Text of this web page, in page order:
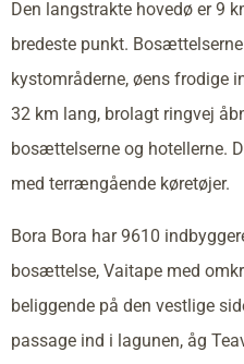
Den langstrakte hovedø er 9
bredeste punkt.
kystområderne, øens frodige
32 km lang, brolagt ringvej
bosættelserne og hotellerne.
med terrængående køretøjer.
Bora Bora har 9610
bosættelse, Vaitape med
beliggende på den vestlige
passage ind i lagunen, åg